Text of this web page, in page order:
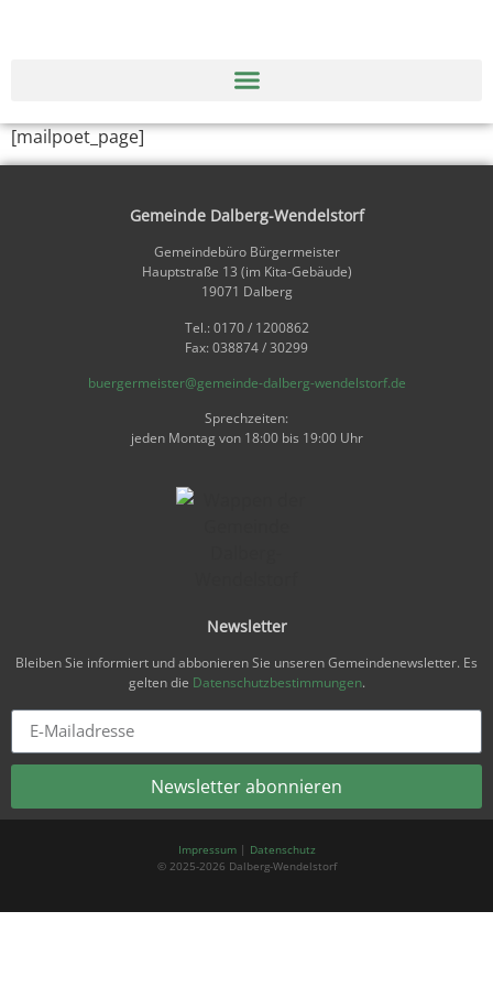
[mailpoet_page]
Gemeinde Dalberg-Wendelstorf
Gemeindebüro Bürgermeister
Hauptstraße 13 (im Kita-Gebäude)
19071 Dalberg
Tel.: 0170 / 1200862
Fax: 038874 / 30299
buergermeister@gemeinde-dalberg-wendelstorf.de
Sprechzeiten:
jeden Montag von 18:00 bis 19:00 Uhr
Newsletter
Bleiben Sie informiert und abbonieren Sie unseren Gemeindenewsletter. Es
gelten die Datenschutzbestimmungen.
Newsletter abonnieren
Alternative:
Impressum| Datenschutz
© 2025-2026 Dalberg-Wendelstorf